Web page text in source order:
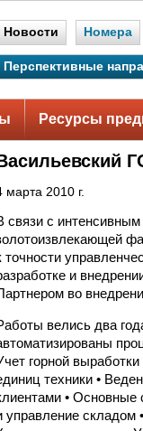
Новости Номера
Перспективные
Ресурсы
марта 2010 г.
связи с
точности
и
во
велись два
горной
техники •
• Основные
управление складом